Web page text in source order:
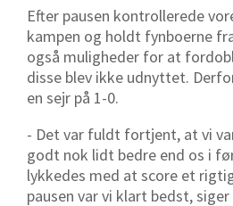
Efter pausen kontrollerede
kampen og holdt fynboerne
også muligheder for at
disse blev ikke udnyttet.
en sejr på 1-0.
- Det var fuldt fortjent, at vi
godt nok lidt bedre end os i
lykkedes med at score et
pausen var vi klart bedst,